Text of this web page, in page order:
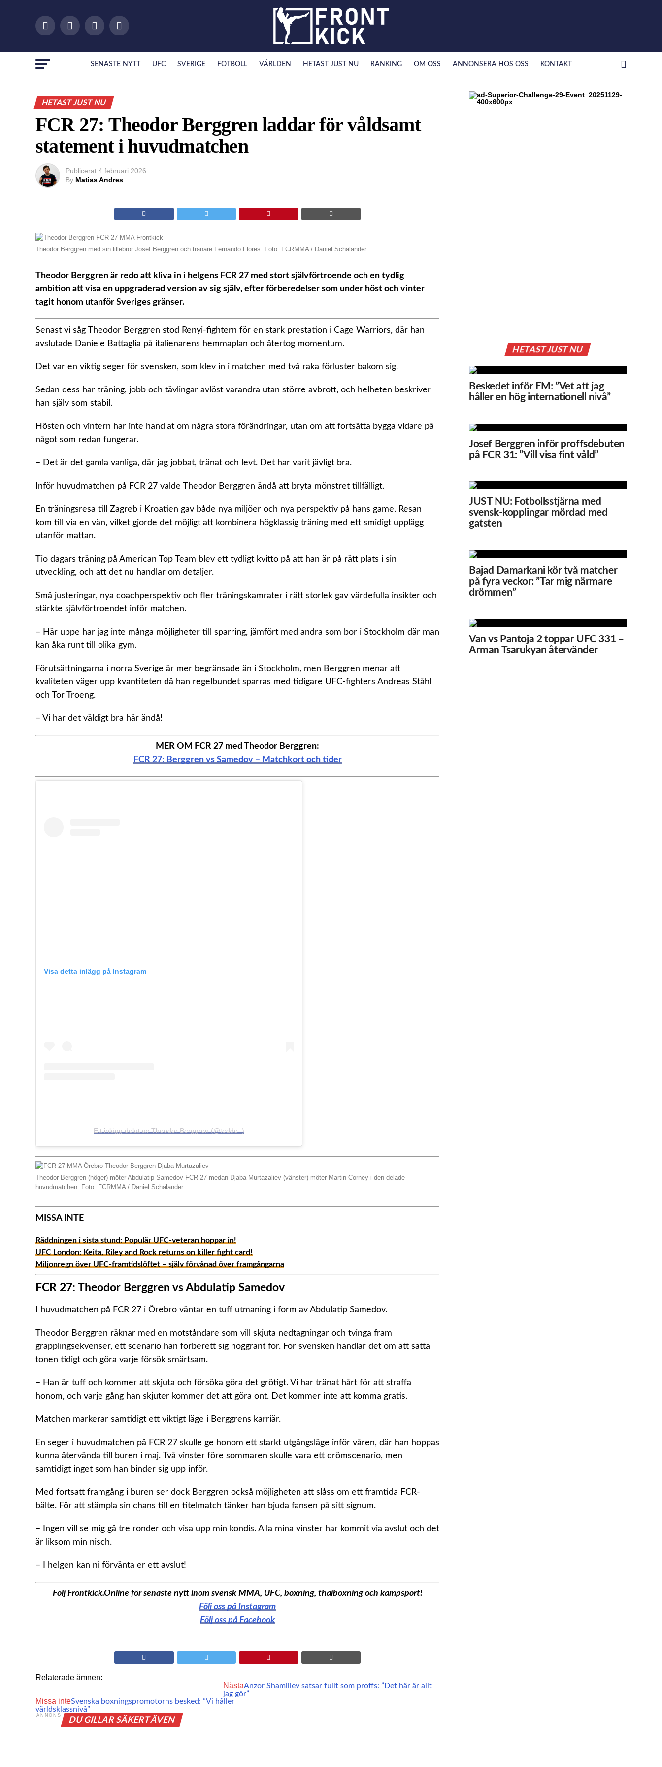
SENASTE NYTT UFC SVERIGE FOTBOLL VÄRLDEN HETAST JUST NU RANKING OM OSS ANNONSERA HOS OSS KONTAKT
HETAST JUST NU
FCR 27: Theodor Berggren laddar för våldsamt
statement i huvudmatchen
Publicerat 4 februari 2026
By Matias Andres
Theodor Berggren med sin lillebror Josef Berggren och tränare Fernando Flores. Foto: FCRMMA / Daniel Schälander
Theodor Berggren är redo att kliva in i helgens FCR 27 med stort självförtroende och en tydlig
ambition att visa en uppgraderad version av sig själv, efter förberedelser som under höst och vinter
tagit honom utanför Sveriges gränser.
Senast vi såg Theodor Berggren stod Renyi-fightern för en stark prestation i Cage Warriors, där han
avslutade Daniele Battaglia på italienarens hemmaplan och återtog momentum.
Det var en viktig seger för svensken, som klev in i matchen med två raka förluster bakom sig.
Sedan dess har träning, jobb och tävlingar avlöst varandra utan större avbrott, och helheten beskriver
han själv som stabil.
Hösten och vintern har inte handlat om några stora förändringar, utan om att fortsätta bygga vidare på
något som redan fungerar.
– Det är det gamla vanliga, där jag jobbat, tränat och levt. Det har varit jävligt bra.
Inför huvudmatchen på FCR 27 valde Theodor Berggren ändå att bryta mönstret tillfälligt.
En träningsresa till Zagreb i Kroatien gav både nya miljöer och nya perspektiv på hans game. Resan
kom till via en vän, vilket gjorde det möjligt att kombinera högklassig träning med ett smidigt upplägg
utanför mattan.
Tio dagars träning på American Top Team blev ett tydligt kvitto på att han är på rätt plats i sin
utveckling, och att det nu handlar om detaljer.
Små justeringar, nya coachperspektiv och fler träningskamrater i rätt storlek gav värdefulla insikter och
stärkte självförtroendet inför matchen.
– Här uppe har jag inte många möjligheter till sparring, jämfört med andra som bor i Stockholm där man
kan åka runt till olika gym.
Förutsättningarna i norra Sverige är mer begränsade än i Stockholm, men Berggren menar att
kvaliteten väger upp kvantiteten då han regelbundet sparras med tidigare UFC-fighters Andreas Ståhl
och Tor Troeng.
– Vi har det väldigt bra här ändå!
MER OM FCR 27 med Theodor Berggren:
FCR 27: Berggren vs Samedov – Matchkort och tider
Visa detta inlägg på Instagram
Ett inlägg delat av Theodor Berggren (@tedde_)
Theodor Berggren (höger) möter Abdulatip Samedov FCR 27 medan Djaba Murtazaliev (vänster) möter Martin Corney i den delade
huvudmatchen. Foto: FCRMMA / Daniel Schälander
MISSA INTE
Räddningen i sista stund: Populär UFC-veteran hoppar in!
UFC London: Keita, Riley and Rock returns on killer fight card!
Miljonregn över UFC-framtidslöftet – själv förvånad över framgångarna
FCR 27: Theodor Berggren vs Abdulatip Samedov
I huvudmatchen på FCR 27 i Örebro väntar en tuff utmaning i form av Abdulatip Samedov.
Theodor Berggren räknar med en motståndare som vill skjuta nedtagningar och tvinga fram
grapplingsekvenser, ett scenario han förberett sig noggrant för. För svensken handlar det om att sätta
tonen tidigt och göra varje försök smärtsam.
– Han är tuff och kommer att skjuta och försöka göra det grötigt. Vi har tränat hårt för att straffa
honom, och varje gång han skjuter kommer det att göra ont. Det kommer inte att komma gratis.
Matchen markerar samtidigt ett viktigt läge i Berggrens karriär.
En seger i huvudmatchen på FCR 27 skulle ge honom ett starkt utgångsläge inför våren, där han hoppas
kunna återvända till buren i maj. Två vinster före sommaren skulle vara ett drömscenario, men
samtidigt inget som han binder sig upp inför.
Med fortsatt framgång i buren ser dock Berggren också möjligheten att slåss om ett framtida FCR-
bälte. För att stämpla sin chans till en titelmatch tänker han bjuda fansen på sitt signum.
– Ingen vill se mig gå tre ronder och visa upp min kondis. Alla mina vinster har kommit via avslut och det
är liksom min nisch.
– I helgen kan ni förvänta er ett avslut!
Följ Frontkick.Online för senaste nytt inom svensk MMA, UFC, boxning, thaiboxning och kampsport!
Följ oss på Instagram
Följ oss på Facebook
Relaterade ämnen:
NästaAnzor Shamiliev satsar fullt som proffs: ”Det här är allt
jag gör”
Missa inteSvenska boxningspromotorns besked: ”Vi håller
världsklassnivå”
ANNONS
DU GILLAR SÄKERT ÄVEN
HETAST JUST NU
Beskedet inför EM: ”Vet att jag
håller en hög internationell nivå”
Josef Berggren inför proffsdebuten
på FCR 31: ”Vill visa fint våld”
JUST NU: Fotbollsstjärna med
svensk-kopplingar mördad med
gatsten
Bajad Damarkani kör två matcher
på fyra veckor: ”Tar mig närmare
drömmen”
Van vs Pantoja 2 toppar UFC 331 –
Arman Tsarukyan återvänder